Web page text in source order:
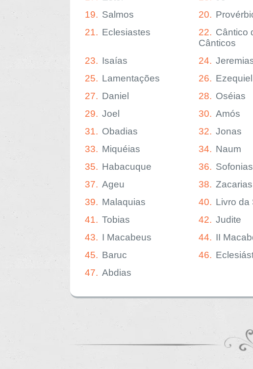
19. Salmos 20.
21. Eclesiastes 22. Cântico
Cânticos
23. Isaías 24.
25. Lamentações 26. Ezequiel
27. Daniel 28. Oséias
29. Joel 30. Amós
31. Obadias 32. Jonas
33. Miquéias 34. Naum
35. Habacuque 36. Sofonias
37. Ageu 38. Zacarias
39. Malaquias 40. Livro da
41. Tobias 42. Judite
43. I Macabeus 44. II
45. Baruc 46.
47. Abdias